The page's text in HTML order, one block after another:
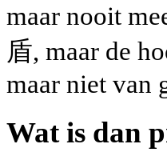
maar nooit
盾, maar de
maar niet van
Wat is dan